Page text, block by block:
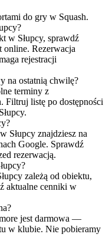
do gry w Squash.
w Słupcy, sprawdź
online. Rezerwacja
rejestracji
na ostatnią chwilę?
terminy z
Filtruj listę po dostępności
Słupcy znajdziesz na
Google. Sprawdź
rezerwacją.
zależą od obiektu,
aktualne cenniki w
jest darmowa —
w klubie. Nie pobieramy